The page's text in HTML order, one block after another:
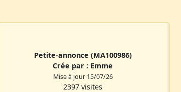
Petite-annonce (MA100986)
Crée par : Emme
Mise à jour 15/07/26
2397 visites